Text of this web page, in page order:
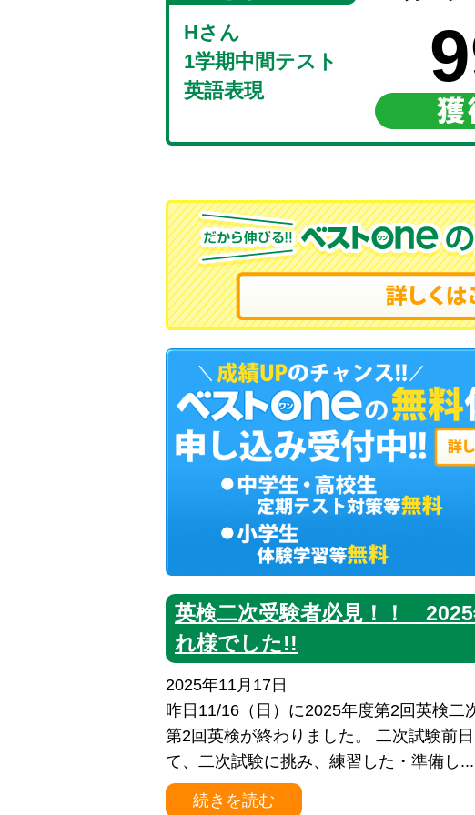
Hさん
1学期中間テスト
英語表現
英検二次受験者必見！！
れ様でした!!
2025年11月17日
昨日11/16（日）に2025年度第2回英検二
第2回英検が終わりました。 二次試験前
て、二次試験に挑み、練習した・準備し...
続きを読む